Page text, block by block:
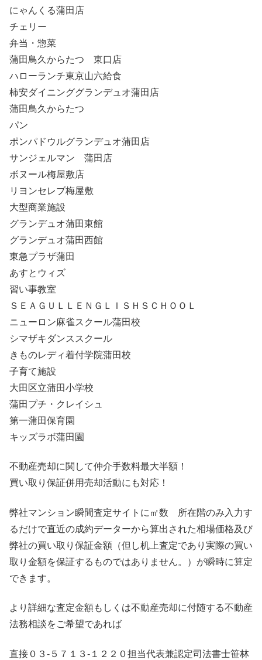
にゃんくる蒲田店
チェリー
弁当・惣菜
蒲田鳥久からたつ 東口店
ハローランチ東京山六給食
柿安ダイニンググランデュオ蒲田店
蒲田鳥久からたつ
パン
ポンパドウルグランデュオ蒲田店
サンジェルマン 蒲田店
ボヌール梅屋敷店
リヨンセレブ梅屋敷
大型商業施設
グランデュオ蒲田東館
グランデュオ蒲田西館
東急プラザ蒲田
あすとウィズ
習い事教室
ＳＥＡＧＵＬＬＥＮＧＬＩＳＨＳＣＨＯＯＬ
ニューロン麻雀スクール蒲田校
シマザキダンススクール
きものレディ着付学院蒲田校
子育て施設
大田区立蒲田小学校
蒲田プチ・クレイシュ
第一蒲田保育園
キッズラボ蒲田園
不動産売却に関して仲介手数料最大半額！
買い取り保証併用売却活動にも対応！
弊社マンション瞬間査定サイトに㎡数 所在階のみ入力す
るだけで直近の成約データーから算出された相場価格及び
弊社の買い取り保証金額（但し机上査定であり実際の買い
取り金額を保証するものではありません。）が瞬時に算定
できます。
より詳細な査定金額もしくは不動産売却に付随する不動産
法務相談をご希望であれば
直接０３-５７１３-１２２０担当代表兼認定司法書士笹林